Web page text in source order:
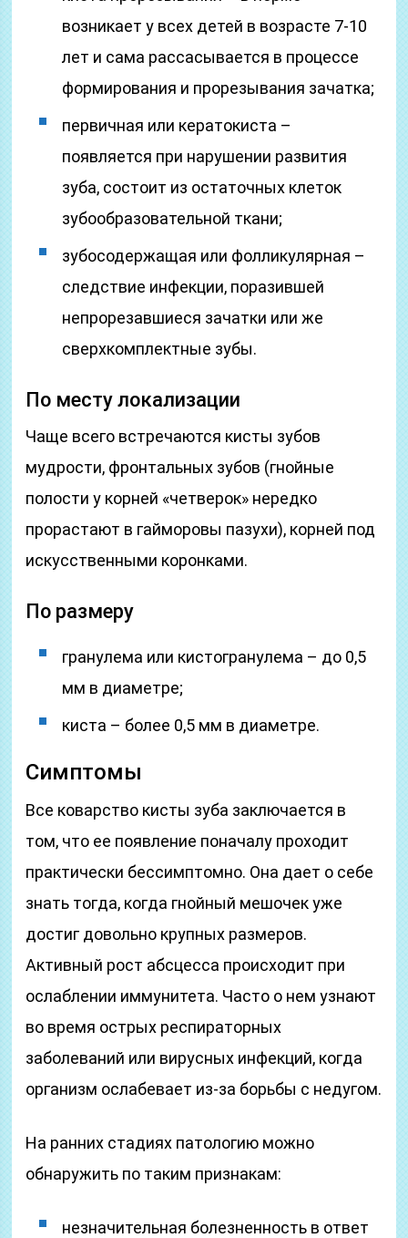
возникает у всех детей в возрасте 7-10
лет и сама рассасывается в процессе
формирования и прорезывания зачатка;
первичная или кератокиста –
появляется при нарушении развития
зуба, состоит из остаточных клеток
зубообразовательной ткани;
зубосодержащая или фолликулярная –
следствие инфекции, поразившей
непрорезавшиеся зачатки или же
сверхкомплектные зубы.
По месту локализации
Чаще всего встречаются кисты зубов
мудрости, фронтальных зубов (гнойные
полости у корней «четверок» нередко
прорастают в гайморовы пазухи), корней под
искусственными коронками.
По размеру
гранулема или кистогранулема – до 0,5
мм в диаметре;
киста – более 0,5 мм в диаметре.
Симптомы
Все коварство кисты зуба заключается в
том, что ее появление поначалу проходит
практически бессимптомно. Она дает о себе
знать тогда, когда гнойный мешочек уже
достиг довольно крупных размеров.
Активный рост абсцесса происходит при
ослаблении иммунитета. Часто о нем узнают
во время острых респираторных
заболеваний или вирусных инфекций, когда
организм ослабевает из-за борьбы с недугом.
На ранних стадиях патологию можно
обнаружить по таким признакам:
незначительная болезненность в ответ